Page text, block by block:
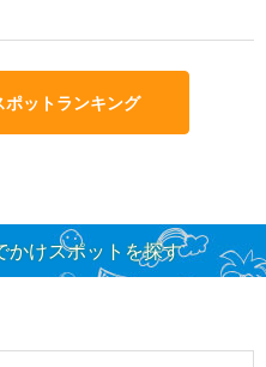
ットランキング
かけスポットを探す